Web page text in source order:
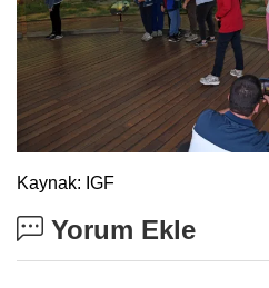
Kaynak: IGF
Yorum Ekle